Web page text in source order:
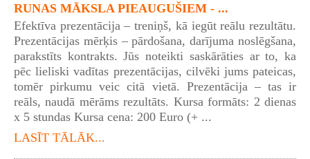
RUNAS MĀKSLA PIEAUGUŠIEM - ...
Efektīva prezentācija – treniņš, kā iegūt reālu rezultātu.
Prezentācijas mērķis – pārdošana, darījuma noslēgšana,
parakstīts kontrakts. Jūs noteikti saskārāties ar to, ka
pēc lieliski vadītas prezentācijas, cilvēki jums pateicas,
tomēr pirkumu veic citā vietā. Prezentācija – tas ir
reāls, naudā mērāms rezultāts. Kursa formāts: 2 dienas
x 5 stundas Kursa cena: 200 Euro (+ ...
LASĪT TĀLĀK...